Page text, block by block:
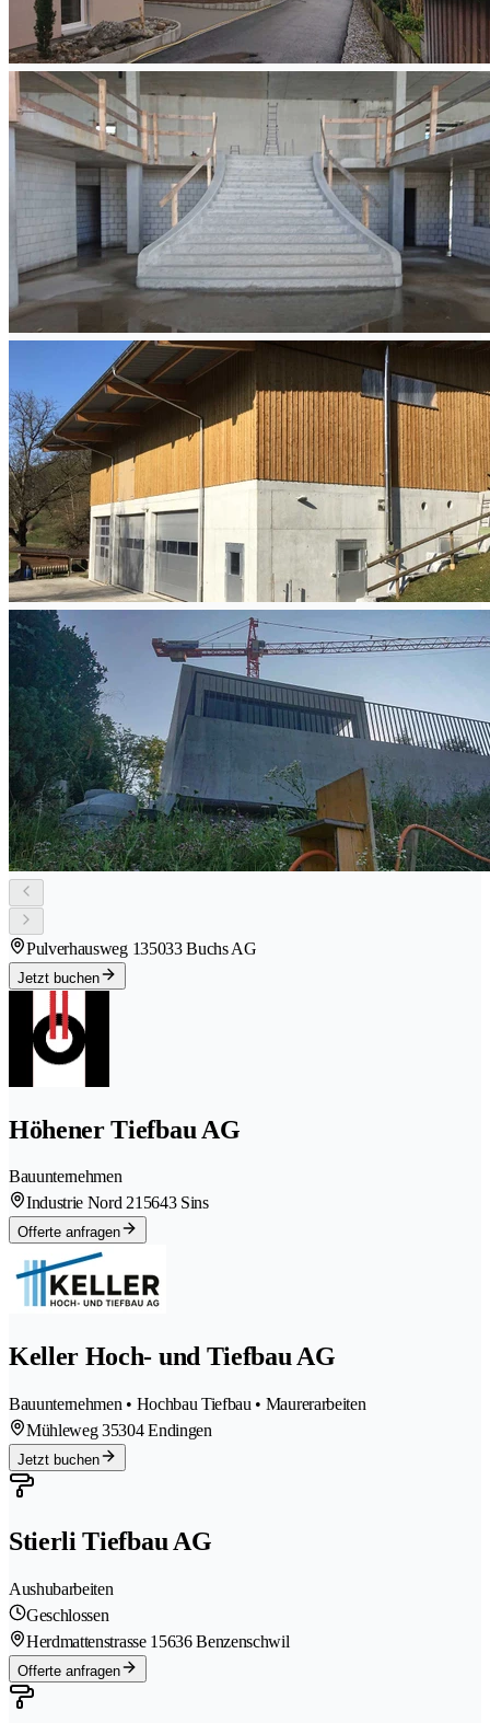
Pulverhausweg 135033 Buchs AG
Jetzt buchen
Höhener Tiefbau AG
Bauunternehmen
Industrie Nord 215643 Sins
Offerte anfragen
Keller Hoch- und Tiefbau AG
Bauunternehmen • Hochbau Tiefbau • Maurerarbeiten
Mühleweg 35304 Endingen
Jetzt buchen
Stierli Tiefbau AG
Aushubarbeiten
Geschlossen
Herdmattenstrasse 1 5636 Benzenschwil
Offerte anfragen